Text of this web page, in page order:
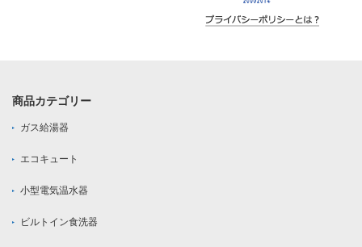
商品カテゴリー
ガス給湯器
エコキュート
小型電気温水器
ビルトイン食洗器